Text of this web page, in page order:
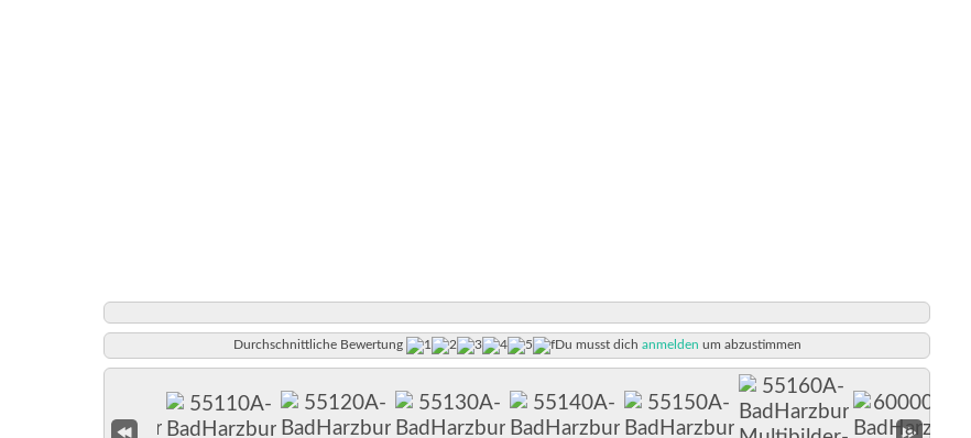
Durchschnittliche Bewertung Du musst dich anmelden um abzustimmen